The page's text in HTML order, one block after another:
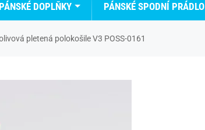
PÁNSKÉ DOPLŇKY PÁNSKÉ SPODNÍ PRÁDLO
pletená polokošile V3 POSS-0161